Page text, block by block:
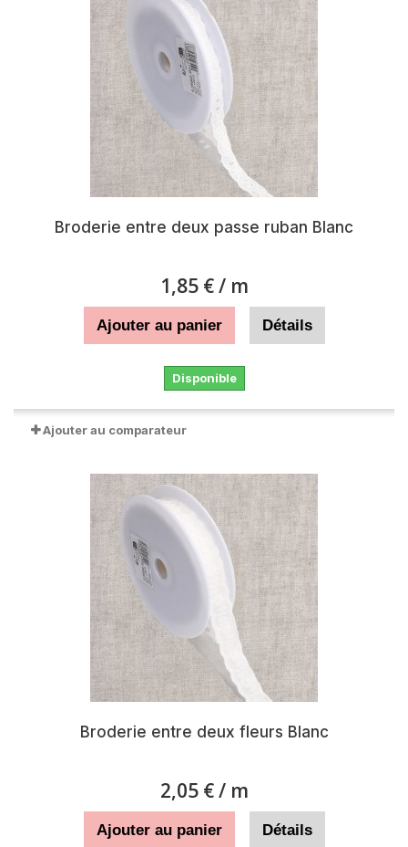
Broderie entre deux passe ruban Blanc
1,85 €/ m
Ajouter au panier Détails
Disponible
Ajouter au comparateur
Broderie entre deux fleurs Blanc
2,05 €/ m
Ajouter au panier Détails